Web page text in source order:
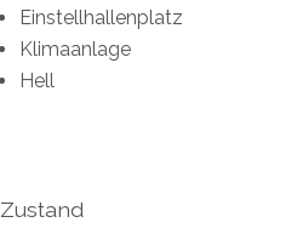
Einstellhallenplatz
Klimaanlage
Hell
Zustand